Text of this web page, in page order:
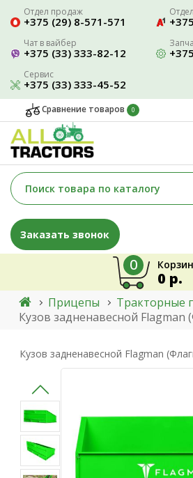
Отдел продаж
+375 (29) 8-571-571
Чат в вайбер
+375 (33) 333-82-12
Сервис
+375 (33) 333-45-52
Сравнение товаров 0
Заказать звонок
0
0 р.
Прицепы
Тракторные
Кузов задненавесной Flagman
Кузов задненавесной Flagman